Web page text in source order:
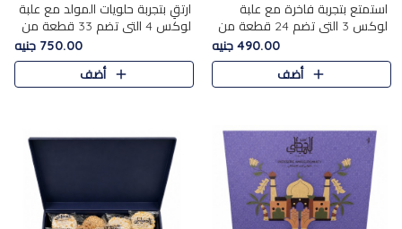
استمتع بتجربة فاخرة مع علبة
لوكس 3 التي تضم 24 قطعة من
أشهر حلويات المولد الشرقية
المختارة بعناية. تحتوي التشكيلة
على الجزرية بالفول، والملب..
490.00 جنيه
أضف
ارتقِ بتجربة حلويات المولد مع علبة
لوكس 4 التي تضم 33 قطعة من
تشكيلة فاخرة ومتنوعة من أشهر
الأصناف الشرقية. تحتوي العلبة على
الجزرية بالفول،..
750.00 جنيه
أضف